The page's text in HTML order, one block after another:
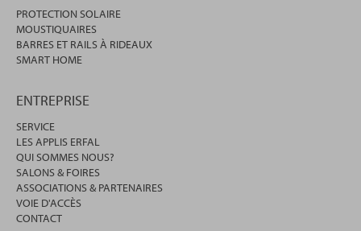
PROTECTION SOLAIRE
MOUSTIQUAIRES
BARRES ET RAILS À RIDEAUX
SMART HOME
ENTREPRISE
SERVICE
LES APPLIS ERFAL
QUI SOMMES NOUS?
SALONS & FOIRES
ASSOCIATIONS & PARTENAIRES
VOIE D'ACCÈS
CONTACT